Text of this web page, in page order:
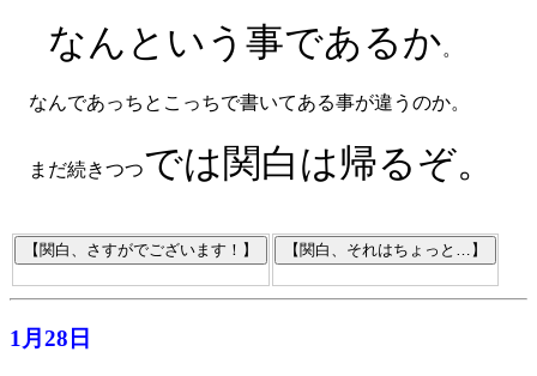
なんという事であるか。
なんであっちとこっちで書いてある事が違うのか。
まだ続きつつでは関白は帰るぞ。
1月28日